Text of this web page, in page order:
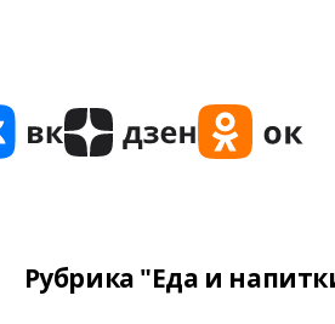
Рубрика "Еда и